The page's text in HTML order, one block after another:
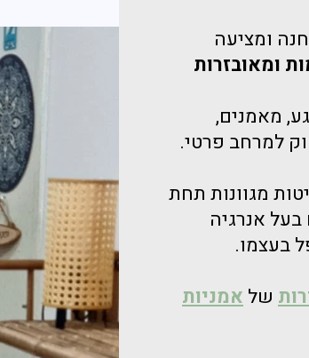
ומציעה
ומאובזרות
מאמנים,
למרחב פרטי.
מגוונות תחת
אנרגיה
בעצמו.
של אמניות